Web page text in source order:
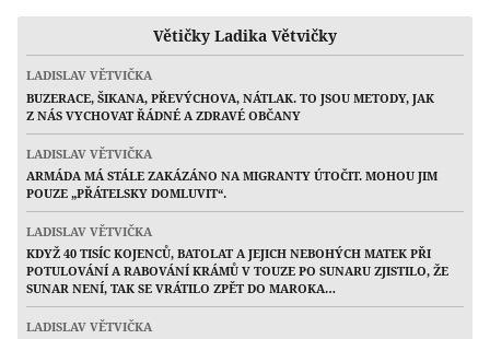
Větičky Ladika Větvičky
LADISLAV VĚTVIČKA
BUZERACE, ŠIKANA, PŘEVÝCHOVA, NÁTLAK. TO JSOU METODY, JAK
Z NÁS VYCHOVAT ŘÁDNÉ A ZDRAVÉ OBČANY
LADISLAV VĚTVIČKA
ARMÁDA MÁ STÁLE ZAKÁZÁNO NA MIGRANTY ÚTOČIT. MOHOU JIM
POUZE „PŘÁTELSKY DOMLUVIT“.
LADISLAV VĚTVIČKA
KDYŽ 40 TISÍC KOJENCŮ, BATOLAT A JEJICH NEBOHÝCH MATEK PŘI
POTULOVÁNÍ A RABOVÁNÍ KRÁMŮ V TOUZE PO SUNARU ZJISTILO, ŽE
SUNAR NENÍ, TAK SE VRÁTILO ZPĚT DO MAROKA…
LADISLAV VĚTVIČKA